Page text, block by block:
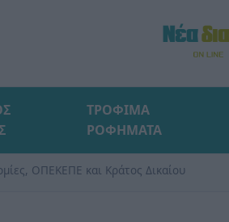
ΤΡΟΦΙΜΑ
ΡΟΦΗΜΑΤΑ
ΟΠΕΚΕΠΕ και Κράτος Δικαίου